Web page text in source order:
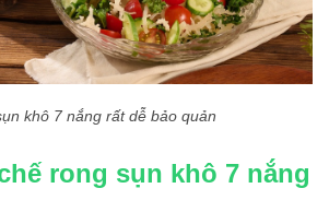
khô 7 nắng rất dễ bảo quản
rong sụn khô 7 nắng